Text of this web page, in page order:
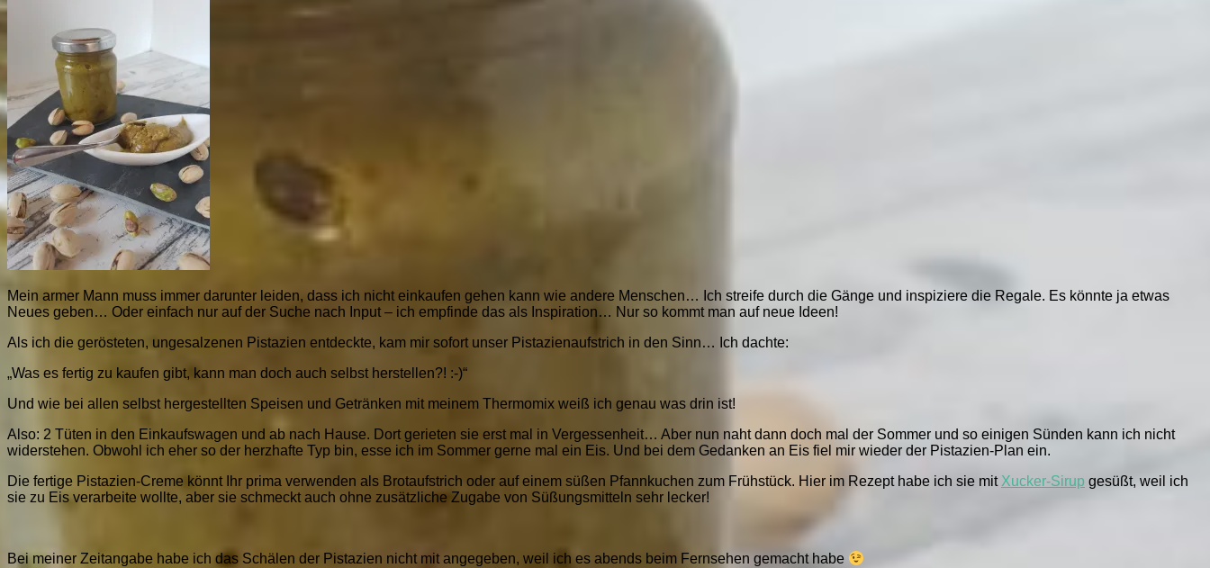
Mein armer Mann muss immer darunter leiden, dass ich nicht einkaufen gehen kann wie andere Menschen… Ich streife durch die Gänge und inspiziere die Regale. Es könnte ja etwas
Neues geben… Oder einfach nur auf der Suche nach Input – ich empfinde das als Inspiration… Nur so kommt man auf neue Ideen!
Als ich die gerösteten, ungesalzenen Pistazien entdeckte, kam mir sofort unser Pistazienaufstrich in den Sinn… Ich dachte:
„Was es fertig zu kaufen gibt, kann man doch auch selbst herstellen?! :-)“
Und wie bei allen selbst hergestellten Speisen und Getränken mit meinem Thermomix weiß ich genau was drin ist!
Also: 2 Tüten in den Einkaufswagen und ab nach Hause. Dort gerieten sie erst mal in Vergessenheit… Aber nun naht dann doch mal der Sommer und so einigen Sünden kann ich nicht
widerstehen. Obwohl ich eher so der herzhafte Typ bin, esse ich im Sommer gerne mal ein Eis. Und bei dem Gedanken an Eis fiel mir wieder der Pistazien-Plan ein.
Die fertige Pistazien-Creme könnt Ihr prima verwenden als Brotaufstrich oder auf einem süßen Pfannkuchen zum Frühstück. Hier im Rezept habe ich sie mit Xucker-Sirup gesüßt, weil ich
sie zu Eis verarbeite wollte, aber sie schmeckt auch ohne zusätzliche Zugabe von Süßungsmitteln sehr lecker!
Bei meiner Zeitangabe habe ich das Schälen der Pistazien nicht mit angegeben, weil ich es abends beim Fernsehen gemacht habe